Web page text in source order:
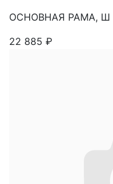
ОСНОВНАЯ РАМА, Ш
22 885 ₽